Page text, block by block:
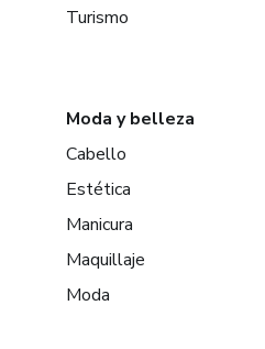
Turismo
Moda y belleza
Cabello
Estética
Manicura
Maquillaje
Moda